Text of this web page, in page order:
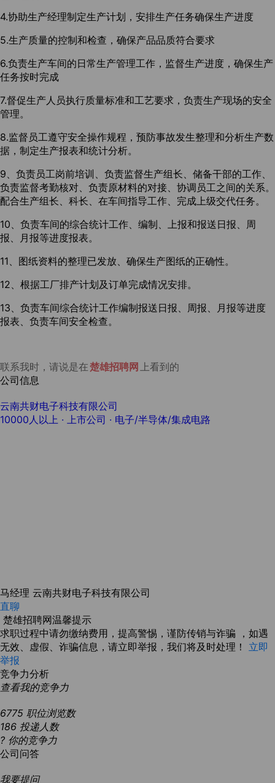
4.协助生产经理制定生产计划，安排生产任务确保生产进度
5.生产质量的控制和检查，确保产品品质符合要求
6.负责生产车间的日常生产管理工作，监督生产进度，确保生产
任务按时完成
7.督促生产人员执行质量标准和工艺要求，负责生产现场的安全
管理。
8.监督员工遵守安全操作规程，预防事故发生整理和分析生产数
据，制定生产报表和统计分析。
9、负责员工岗前培训、负责监督生产组长、储备干部的工作、
负责监督考勤核对、负责原材料的对接、协调员工之间的关系。
配合生产组长、科长、在车间指导工作、完成上级交代任务。
10、负责车间的综合统计工作、编制、上报和报送日报、周
报、月报等进度报表。
11、图纸资料的整理已发放、确保生产图纸的正确性。
12、根据工厂排产计划及订单完成情况安排。
13、负责车间综合统计工作编制报送日报、周报、月报等进度
报表、负责车间安全检查。
联系我时，请说是在楚雄招聘网 上看到的
公司信息
云南共财电子科技有限公司
10000人以上 · 上市公司 · 电子/半导体/集成电路
马经理 云南共财电子科技有限公司
直聊
楚雄招聘网温馨提示
求职过程中请勿缴纳费用，提高警惕，谨防传销与诈骗 ，如遇
无效、虚假、诈骗信息，请立即举报，我们将及时处理！ 立即
举报
竞争力分析
查看我的竞争力
6775 职位浏览数
186 投递人数
? 你的竞争力
公司问答
我要提问